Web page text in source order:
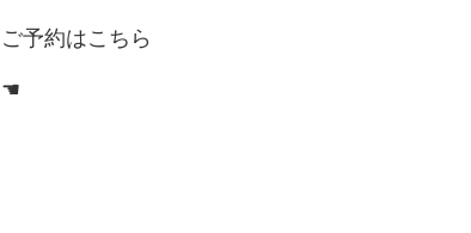
ご予約はこちら
☚